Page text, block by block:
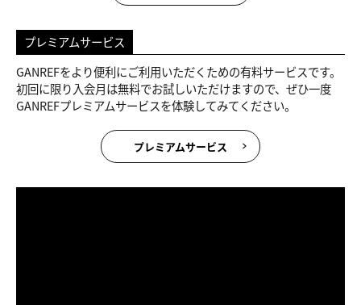
プレミアムサービス
GANREFをより便利にご利用いただくための有料サービスです。
初回に限り入会月は無料でお試しいただけますので、ぜひ一度
GANREFプレミアムサービスを体験してみてください。
プレミアムサービス